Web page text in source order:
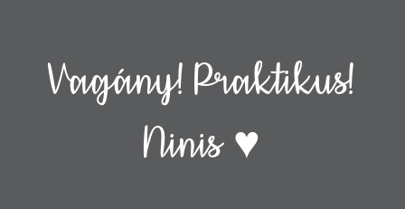
Vagány! Praktikus!
Ninis ♥